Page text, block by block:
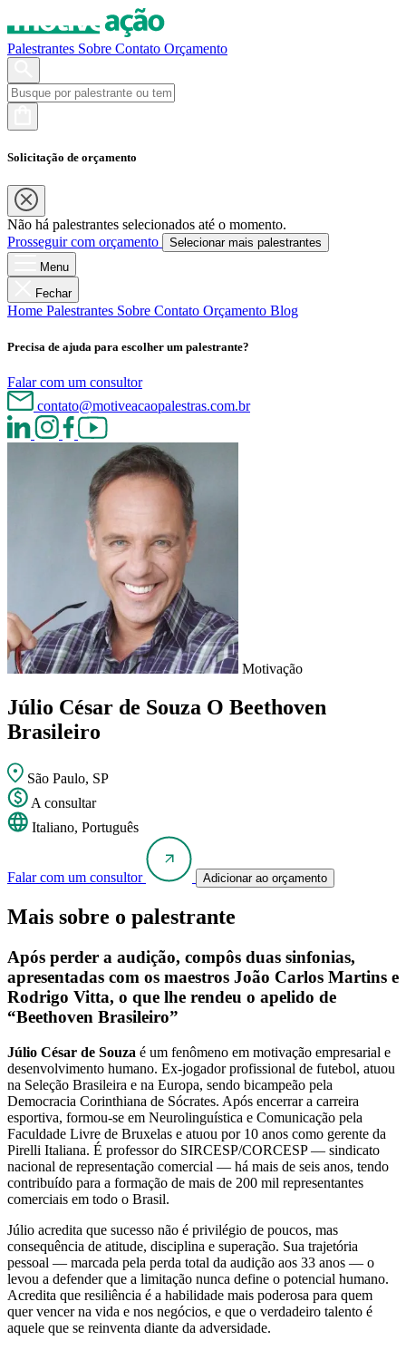
Palestrantes Sobre Contato Orçamento
Solicitação de orçamento
Não há palestrantes selecionados até o momento.
Prosseguir com orçamento
Selecionar mais palestrantes
Menu
Fechar
Home Palestrantes Sobre Contato Orçamento Blog
Precisa de ajuda para escolher um palestrante?
Falar com um consultor
contato@motiveacaopalestras.com.br
Motivação
Júlio César de Souza O Beethoven
Brasileiro
São Paulo, SP
A consultar
Italiano, Português
Falar com um consultor Adicionar ao orçamento
Mais sobre o palestrante
Após perder a audição, compôs duas sinfonias,
apresentadas com os maestros João Carlos Martins e
Rodrigo Vitta, o que lhe rendeu o apelido de
“Beethoven Brasileiro”
Júlio César de Souza é um fenômeno em motivação empresarial e
desenvolvimento humano. Ex-jogador profissional de futebol, atuou
na Seleção Brasileira e na Europa, sendo bicampeão pela
Democracia Corinthiana de Sócrates. Após encerrar a carreira
esportiva, formou-se em Neurolinguística e Comunicação pela
Faculdade Livre de Bruxelas e atuou por 10 anos como gerente da
Pirelli Italiana. É professor do SIRCESP/CORCESP — sindicato
nacional de representação comercial — há mais de seis anos, tendo
contribuído para a formação de mais de 200 mil representantes
comerciais em todo o Brasil.
Júlio acredita que sucesso não é privilégio de poucos, mas
consequência de atitude, disciplina e superação. Sua trajetória
pessoal — marcada pela perda total da audição aos 33 anos — o
levou a defender que a limitação nunca define o potencial humano.
Acredita que resiliência é a habilidade mais poderosa para quem
quer vencer na vida e nos negócios, e que o verdadeiro talento é
aquele que se reinventa diante da adversidade.